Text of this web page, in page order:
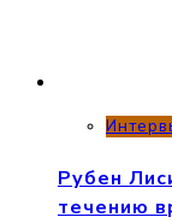
Рубен
течению